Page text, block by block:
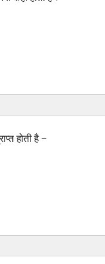
होती है –